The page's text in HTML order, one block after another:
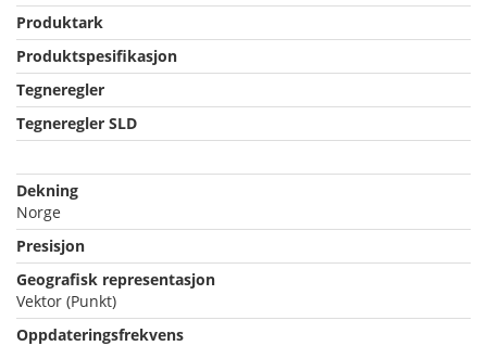
Produktark
Produktspesifikasjon
Tegneregler
Tegneregler SLD
Dekning
Norge
Presisjon
Geografisk representasjon
Vektor (Punkt)
Oppdateringsfrekvens